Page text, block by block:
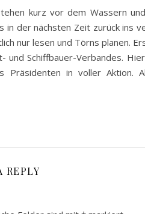
kurz vor dem Wassern
der nächsten Zeit zurück ins
nur lesen und Törns planen.
und Schiffbauer-Verbandes.
Präsidenten in voller Aktion.
REPLY